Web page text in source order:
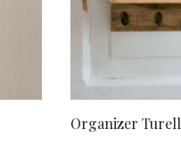
Organizer Turell